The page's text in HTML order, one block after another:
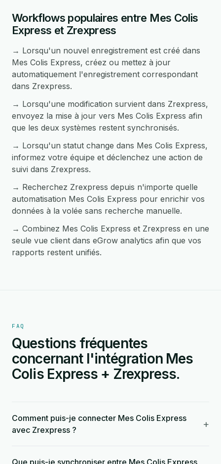
Workflows populaires entre Mes Colis
Express et Zrexpress
→ Lorsqu'un nouvel enregistrement est créé dans
Mes Colis Express, créez ou mettez à jour
automatiquement l'enregistrement correspondant
dans Zrexpress.
→ Lorsqu'une modification survient dans Zrexpress,
envoyez la mise à jour vers Mes Colis Express afin
que les deux systèmes restent synchronisés.
→ Lorsqu'un statut change dans Mes Colis Express,
informez votre équipe et déclenchez une action de
suivi dans Zrexpress.
→ Recherchez Zrexpress depuis n'importe quelle
automatisation Mes Colis Express pour enrichir vos
données à la volée sans recherche manuelle.
→ Combinez Mes Colis Express et Zrexpress en une
seule vue client dans eGrow analytics afin que vos
rapports restent unifiés.
FAQ
Questions fréquentes
concernant l'intégration Mes
Colis Express + Zrexpress.
Comment puis-je connecter Mes Colis Express
avec Zrexpress ?
+
Que puis-je synchroniser entre Mes Colis Express